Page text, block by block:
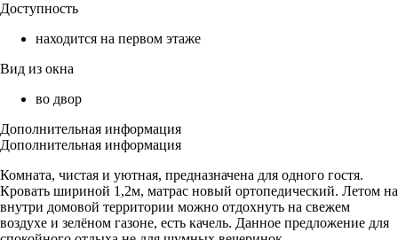
Доступность
находится на первом этаже
Вид из окна
во двор
Дополнительная информация
Дополнительная информация
Комната, чистая и уютная, предназначена для одного гостя.
Кровать шириной 1,2м, матрас новый ортопедический. Летом на
внутри домовой территории можно отдохнуть на свежем
воздухе и зелёном газоне, есть качель. Данное предложение для